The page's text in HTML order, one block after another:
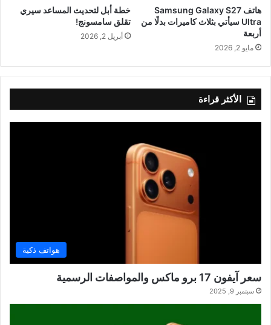
هاتف Samsung Galaxy S27
Ultra سيأتي بثلاث كاميرات بدلًا من
أربعة
مايو 2, 2026
خطة أبل لتحديث المساعد سيري
تقلق سامسونج!
أبريل 2, 2026
الأكثر قراءة
هواتف ذكية
سعر آيفون 17 برو ماكس والمواصفات الرسمية
سبتمبر 9, 2025